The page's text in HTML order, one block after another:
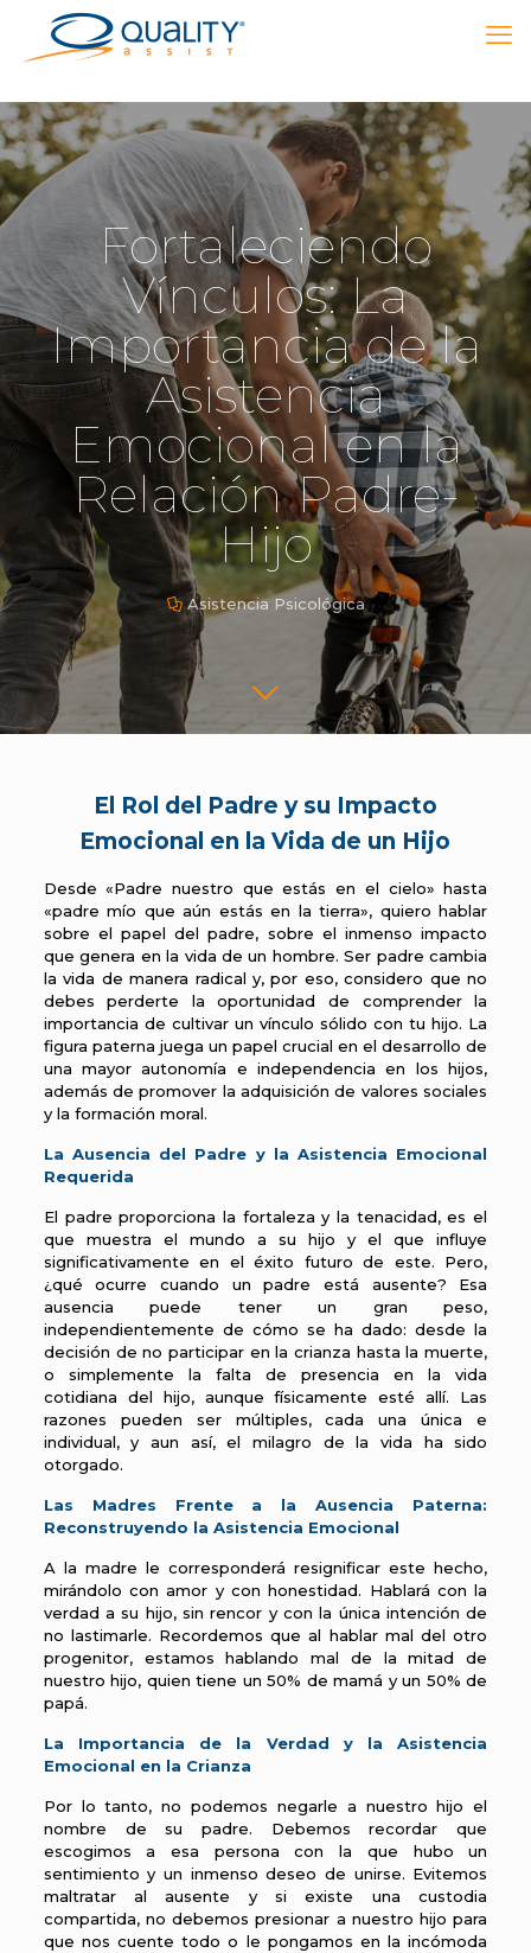
Fortaleciendo
Vínculos: La
Importancia de la
Asistencia
Emocional en la
Relación Padre-
Hijo
Asistencia Psicológica
El Rol del Padre y su Impacto
Emocional en la Vida de un Hijo
Desde «Padre nuestro que estás en el cielo» hasta
«padre mío que aún estás en la tierra», quiero hablar
sobre el papel del padre, sobre el inmenso impacto
que genera en la vida de un hombre. Ser padre cambia
la vida de manera radical y, por eso, considero que no
debes perderte la oportunidad de comprender la
importancia de cultivar un vínculo sólido con tu hijo. La
figura paterna juega un papel crucial en el desarrollo de
una mayor autonomía e independencia en los hijos,
además de promover la adquisición de valores sociales
y la formación moral.
La Ausencia del Padre y la Asistencia Emocional
Requerida
El padre proporciona la fortaleza y la tenacidad, es el
que muestra el mundo a su hijo y el que influye
significativamente en el éxito futuro de este. Pero,
¿qué ocurre cuando un padre está ausente? Esa
ausencia puede tener un gran peso,
independientemente de cómo se ha dado: desde la
decisión de no participar en la crianza hasta la muerte,
o simplemente la falta de presencia en la vida
cotidiana del hijo, aunque físicamente esté allí. Las
razones pueden ser múltiples, cada una única e
individual, y aun así, el milagro de la vida ha sido
otorgado.
Las Madres Frente a la Ausencia Paterna:
Reconstruyendo la Asistencia Emocional
A la madre le corresponderá resignificar este hecho,
mirándolo con amor y con honestidad. Hablará con la
verdad a su hijo, sin rencor y con la única intención de
no lastimarle. Recordemos que al hablar mal del otro
progenitor, estamos hablando mal de la mitad de
nuestro hijo, quien tiene un 50% de mamá y un 50% de
papá.
La Importancia de la Verdad y la Asistencia
Emocional en la Crianza
Por lo tanto, no podemos negarle a nuestro hijo el
nombre de su padre. Debemos recordar que
escogimos a esa persona con la que hubo un
sentimiento y un inmenso deseo de unirse. Evitemos
maltratar al ausente y si existe una custodia
compartida, no debemos presionar a nuestro hijo para
que nos cuente todo o le pongamos en la incómoda